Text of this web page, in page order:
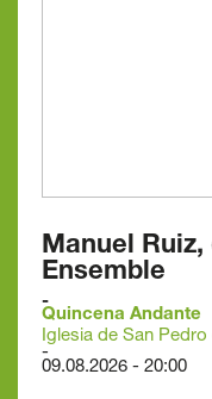
Manuel
Ensemble
Quincena Andante
Iglesia de San Pedro
09.08.2026 - 20:00